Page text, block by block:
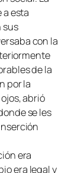
esta
sus
con la
de la
por la
abrió
se les
era
era legal y